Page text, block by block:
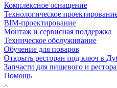
Комплексное оснащение
Технологическое
BIM-проектирование
Монтаж и сервисная поддержка
Техническое обслуживание
Обучение для поваров
Открыть ресторан под ключ в
Запчасти для пищевого и
Помощь